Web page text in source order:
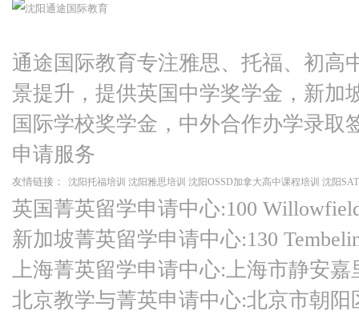
通途国际教育专注雅思、托福、初高
景提升，提供英国中学奖学金，新加
国际学校奖学金，中外合作办学录取
申请服务
友情链接： 沈阳托福培训 沈阳雅思培训 沈阳OSSD加拿大高中课程培训 沈阳
英国菁英留学申请中心:100
新加坡菁英留学申请中心:130
上海菁英留学申请中心:上海市静安嘉
北京教学与菁英申请中心:北京市朝